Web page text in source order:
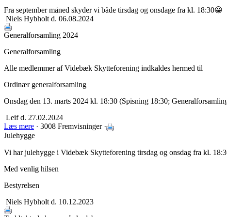
Fra september måned skyder vi både tirsdag og onsdage fra kl. 18:30😀
Niels Hybholt d. 06.08.2024
Generalforsamling 2024
Generalforsamling
Alle medlemmer af Videbæk Skytteforening indkaldes hermed til
Ordinær generalforsamling
Onsdag den 13. marts 2024 kl. 18:30 (Spisning 18:30;
Leifd. 27.02.2024
Læs mere · 3008 Fremvisninger ·
Julehygge
Vi har julehygge i Videbæk Skytteforening tirsdag og onsdag fra kl.
Med venlig hilsen
Bestyrelsen
Niels Hybholt d. 10.12.2023